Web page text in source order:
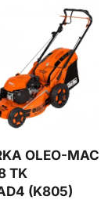
OLEO-MAC
TK
(K805)